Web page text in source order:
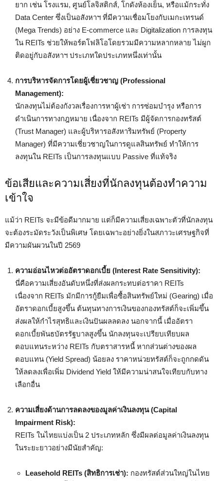
ยาก เช่น โรงแรม, ศูนย์โลจิสติกส์, โกดังห้องเย็น, หรือแม้กระทั่ง
Data Center ซึ่งเป็นอสังหาฯ ที่มีความเชื่อมโยงกับเมกะเทรนด์
(Mega Trends) อย่าง E-commerce และ Digitalization การลงทุน
ใน REITs ช่วยให้พอร์ตโฟลิโอโดยรวมมีความหลากหลาย ไม่ผูก
ติดอยู่กับอสังหาฯ ประเภทใดประเภทหนึ่งเท่านั้น
การบริหารจัดการโดยผู้เชี่ยวชาญ (Professional
Management):
นักลงทุนไม่ต้องกังวลเรื่องการหาผู้เช่า การซ่อมบำรุง หรือการ
ดำเนินการทางกฎหมาย เนื่องจาก REITs มีผู้จัดการกองทรัสต์
(Trust Manager) และผู้บริหารอสังหาริมทรัพย์ (Property
Manager) ที่มีความเชี่ยวชาญในการดูแลสินทรัพย์ ทำให้การ
ลงทุนใน REITs เป็นการลงทุนแบบ Passive ที่แท้จริง
ข้อเสียและความเสี่ยงที่นักลงทุนต้องทำความ
เข้าใจ
แม้ว่า REITs จะมีข้อดีมากมาย แต่ก็มีความเสี่ยงเฉพาะตัวที่นักลงทุน
จะต้องระมัดระวังเป็นพิเศษ โดยเฉพาะอย่างยิ่งในสภาวะเศรษฐกิจที่
มีความผันผวนในปี 2569
ความอ่อนไหวต่ออัตราดอกเบี้ย (Interest Rate Sensitivity):
นี่คือความเสี่ยงอันดับหนึ่งที่ส่งผลกระทบต่อราคา REITs
เนื่องจาก REITs มักมีการกู้ยืมเพื่อซื้อสินทรัพย์ใหม่ (Gearing) เมื่อ
อัตราดอกเบี้ยสูงขึ้น ต้นทุนทางการเงินของกองทรัสต์ก็จะเพิ่มขึ้น
ส่งผลให้กำไรสุทธิและเงินปันผลลดลง นอกจากนี้ เมื่ออัตรา
ดอกเบี้ยพันธบัตรรัฐบาลสูงขึ้น นักลงทุนจะเปรียบเทียบผล
ตอบแทนระหว่าง REITs กับตราสารหนี้ หากส่วนต่างของผล
ตอบแทน (Yield Spread) น้อยลง ราคาหน่วยทรัสต์ก็จะถูกกดดัน
ให้ลดลงเพื่อเพิ่ม Dividend Yield ให้มีความน่าสนใจเทียบกับทาง
เลือกอื่น
ความเสี่ยงด้านการลดลงของมูลค่าเงินลงทุน (Capital
Impairment Risk):
REITs ในไทยแบ่งเป็น 2 ประเภทหลัก ซึ่งมีผลต่อมูลค่าเงินลงทุน
ในระยะยาวอย่างมีนัยสำคัญ:
Leasehold REITs (สิทธิการเช่า): กองทรัสต์ส่วนใหญ่ในไทย